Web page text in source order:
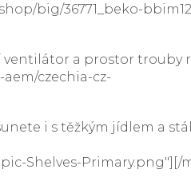
big/36771_beko-
ventilátor a prostor
czechia-cz-
i s těžkým jídlem a
Shelves-Primary.png"][/